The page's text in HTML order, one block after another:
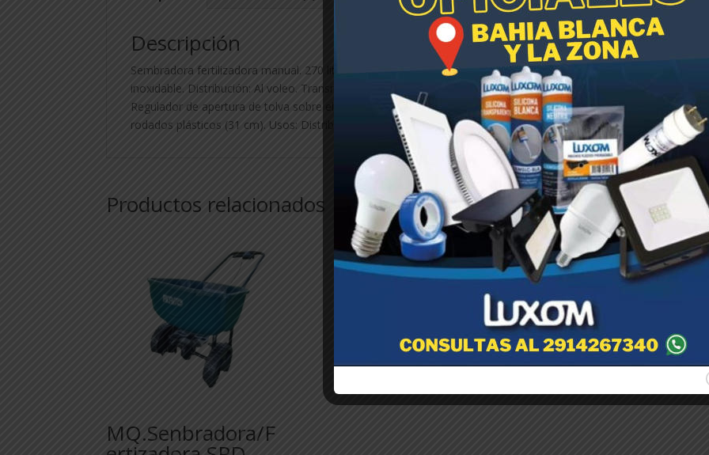
Descripción
Sembradora fertilizadora manual. 270 litros (10 Kg de semillas, 20 Kg de fertilizantes). De plástico rígido
inoxidable. Distribución: Al voleo. Transmisión con engranajes. Dosificación: Control de dosificación a varilla.
Regulador de apertura de tolva sobre el mango de empuje. Chasis: Armazón de tubo pintado, con eje simple y
rodados plásticos (31 cm). Usos: Distribución de semillas de césped y fertilizantes.
Productos relacionados
MQ.Senbradora/F